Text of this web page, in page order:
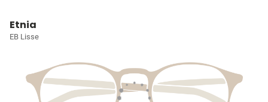
Etnia
EB Lisse